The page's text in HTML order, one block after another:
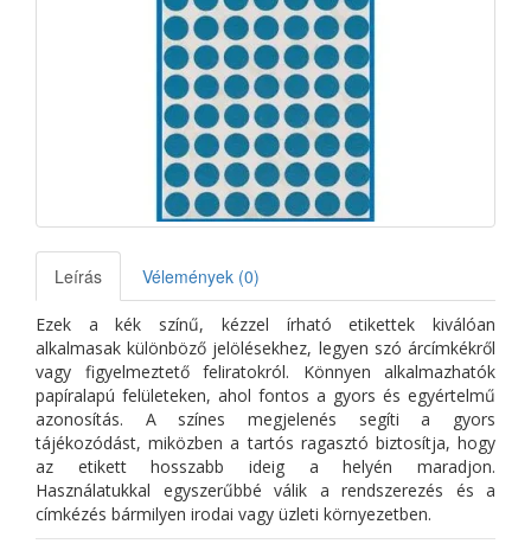
Leírás Vélemények (0)
Ezek a kék színű, kézzel írható etikettek kiválóan
alkalmasak különböző jelölésekhez, legyen szó árcímkékről
vagy figyelmeztető feliratokról. Könnyen alkalmazhatók
papíralapú felületeken, ahol fontos a gyors és egyértelmű
azonosítás. A színes megjelenés segíti a gyors
tájékozódást, miközben a tartós ragasztó biztosítja, hogy
az etikett hosszabb ideig a helyén maradjon.
Használatukkal egyszerűbbé válik a rendszerezés és a
címkézés bármilyen irodai vagy üzleti környezetben.